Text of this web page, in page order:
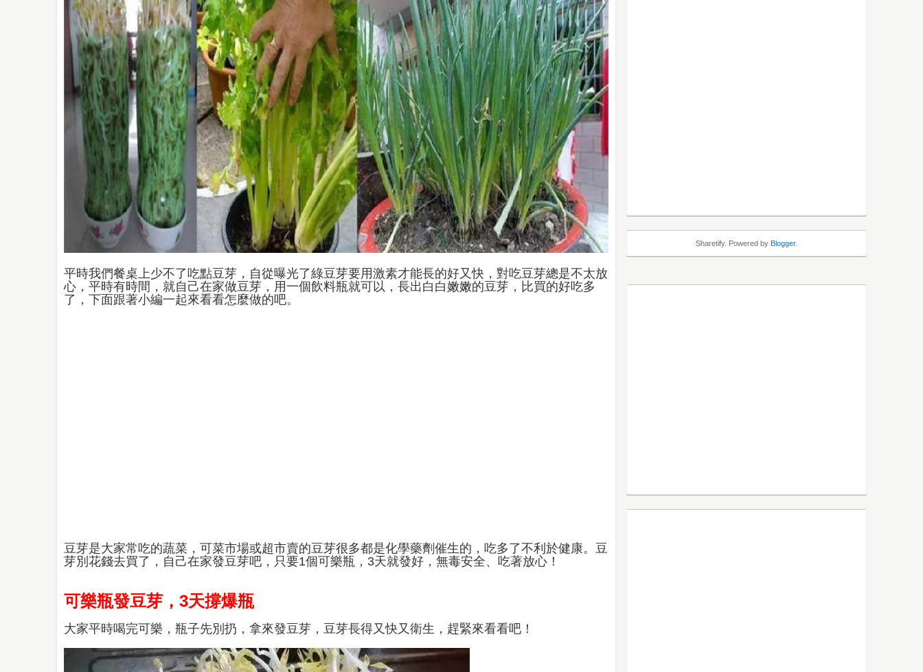
平時我們餐桌上少不了吃點豆芽，自從曝光了綠豆芽要用激素才能長的好又快，對吃豆芽總是不太放
心，平時有時間，就自己在家做豆芽，用一個飲料瓶就可以，長出白白嫩嫩的豆芽，比買的好吃多
了，下面跟著小編一起來看看怎麼做的吧。
豆芽是大家常吃的蔬菜，可菜市場或超市賣的豆芽很多都是化學藥劑催生的，吃多了不利於健康。豆
芽別花錢去買了，自己在家發豆芽吧，只要1個可樂瓶，3天就發好，無毒安全、吃著放心！
可樂瓶發豆芽，3天撐爆瓶
大家平時喝完可樂，瓶子先別扔，拿來發豆芽，豆芽長得又快又衛生，趕緊來看看吧！
Sharetify. Powered by Blogger.